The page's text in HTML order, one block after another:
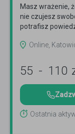
Masz wrażenie,
nie czujesz
potrafisz
Online,
55 - 110
Ostatnia